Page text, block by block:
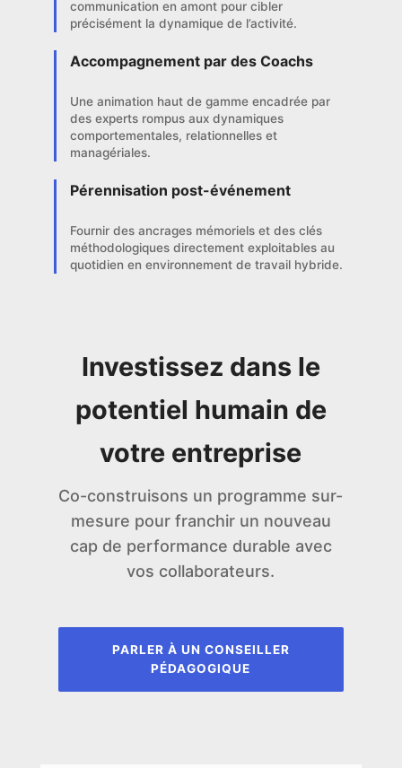
communication en amont pour cibler
précisément la dynamique de l’activité.
Accompagnement par des Coachs
Une animation haut de gamme encadrée par
des experts rompus aux dynamiques
comportementales, relationnelles et
managériales.
Pérennisation post-événement
Fournir des ancrages mémoriels et des clés
méthodologiques directement exploitables au
quotidien en environnement de travail hybride.
Investissez dans le
potentiel humain de
votre entreprise
Co-construisons un programme sur-
mesure pour franchir un nouveau
cap de performance durable avec
vos collaborateurs.
PARLER À UN CONSEILLER
PÉDAGOGIQUE